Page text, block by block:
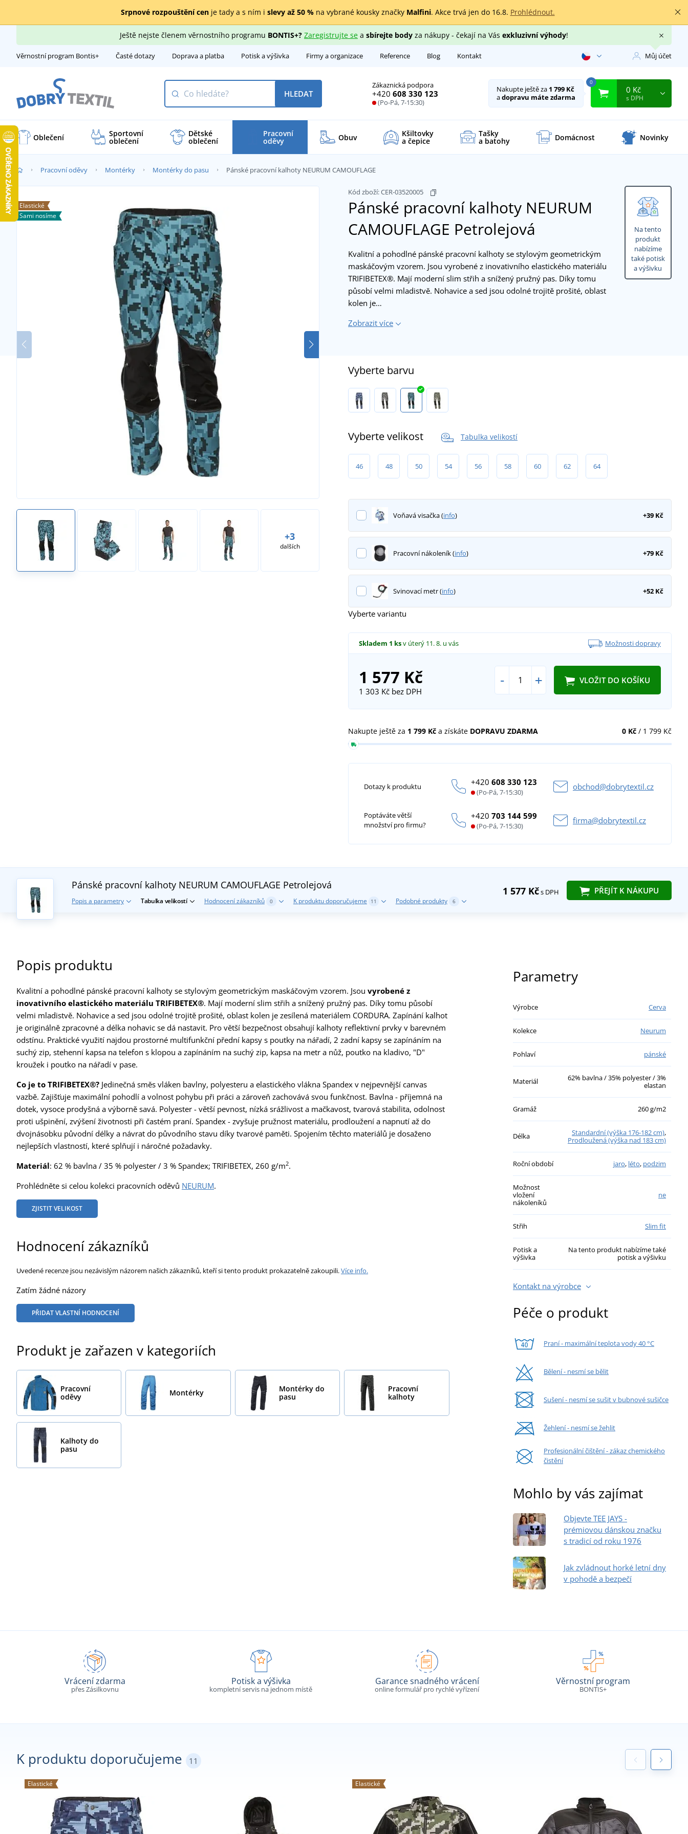
Srpnové rozpouštění cenje tady a s ním i slevy až 50 %na vybrané kousky značky Malfini. Akce trvá jen do 16.8. Prohlédnout.
Ještě nejste členem věrnostního programu BONTIS+? Zaregistrujte sea sbírejte bodyza nákupy - čekají na Vás exkluzivní výhody!
Věrnostní program Bontis+ Časté dotazy Doprava a platba Potisk a výšivka Firmy a organizace Reference Blog Kontakt Můj účet
Zákaznická podpora
+420 608 330 123
(Po-Pá, 7-15:30)
HLEDAT Nakupte ještě za 1 799 Kč
adopravu máte zdarma
0
0 Kč
s DPH
Oblečení Sportovní
oblečení
Dětské
oblečení
Pracovní
oděvy Obuv Kšiltovky
a čepice
Tašky
a batohy Domácnost Novinky
Pracovní oděvy Montérky Montérky do pasu Pánské pracovní kalhoty NEURUM CAMOUFLAGE
Na tento
produkt
nabízíme
také potisk
a výšivku
Kód zboží:CER-03520005
Pánské pracovní kalhoty NEURUM
CAMOUFLAGE Petrolejová
+3
dalších
Elastické
Sami nosíme
Kvalitní a pohodlné pánské pracovní kalhoty se stylovým geometrickým
maskáčovým vzorem. Jsou vyrobené z inovativního elastického materiálu
TRIFIBETEX®. Mají moderní slim střih a snížený pružný pas. Díky tomu
působí velmi mladistvě. Nohavice a sed jsou odolné trojitě prošité, oblast
kolen je…
Zobrazit více
Vyberte barvu
Vyberte velikost Tabulka velikostí
46 48 50 54 56 58 60 62 64
Voňavá visačka (info) +39 Kč
Pracovní nákoleník (info) +79 Kč
Svinovací metr (info) +52 Kč
Vyberte variantu
Skladem 1 ksv úterý 11. 8. u vás Možnosti dopravy
1 577 Kč
1 303 Kčbez DPH
- + VLOŽIT DO KOŠÍKU
0 Kč/ 1 799 Kč
Nakupte ještě za 1 799 Kč a získáte DOPRAVU ZDARMA
Dotazy k produktu +420608 330 123
(Po-Pá, 7-15:30)
obchod@dobrytextil.cz
Poptáváte větší
množství pro firmu?
+420703 144 599
(Po-Pá, 7-15:30)
firma@dobrytextil.cz
1 577 Kčs DPH PŘEJÍT K NÁKUPU
Pánské pracovní kalhoty NEURUM CAMOUFLAGE Petrolejová
Popis a parametry Tabulka velikostí Hodnocení zákazníků 0 K produktu doporučujeme 11 Podobné produkty 6
Popis produktu
Kvalitní a pohodlné pánské pracovní kalhoty se stylovým geometrickým maskáčovým vzorem. Jsou vyrobené z
inovativního elastického materiálu TRIFIBETEX®. Mají moderní slim střih a snížený pružný pas. Díky tomu působí
velmi mladistvě. Nohavice a sed jsou odolné trojitě prošité, oblast kolen je zesílená materiálem CORDURA. Zapínání kalhot
je originálně zpracovné a délka nohavic se dá nastavit. Pro větší bezpečnost obsahují kalhoty reflektivní prvky v barevném
odstínu. Praktické využití najdou prostorné multifunkční přední kapsy s poutky na nářadí, 2 zadní kapsy se zapínáním na
suchý zip, stehenní kapsa na telefon s klopou a zapínáním na suchý zip, kapsa na metr a nůž, poutko na kladivo, "D"
kroužek i poutko na nářadí v pase.
Co je to TRIFIBETEX®? Jedinečná směs vláken bavlny, polyesteru a elastického vlákna Spandex v nejpevnější canvas
vazbě. Zajišťuje maximální pohodlí a volnost pohybu při práci a zároveň zachovává svou funkčnost. Bavlna - příjemná na
dotek, vysoce prodyšná a výborně savá. Polyester - větší pevnost, nízká srážlivost a mačkavost, tvarová stabilita, odolnost
proti ušpinění, zvýšení životnosti při častém praní. Spandex - zvyšuje pružnost materiálu, prodloužení a napnutí až do
dvojnásobku původní délky a návrat do původního stavu díky tvarové paměti. Spojením těchto materiálů je dosaženo
nejlepších vlastností, které splňují i náročné požadavky.
Materiál: 62 % bavlna / 35 % polyester / 3 % Spandex; TRIFIBETEX, 260 g/m2.
Prohlédněte si celou kolekci pracovních oděvů NEURUM.
ZJISTIT VELIKOST
Hodnocení zákazníků
Uvedené recenze jsou nezávislým názorem našich zákazníků, kteří si tento produkt prokazatelně zakoupili.Více info.
Zatím žádné názory
PŘIDAT VLASTNÍ HODNOCENÍ
Produkt je zařazen v kategoriích
Pracovní
oděvy
Montérky
Montérky do
pasu
Pracovní
kalhoty
Kalhoty do
pasu
Parametry
Výrobce Cerva
Kolekce Neurum
Pohlaví pánské
Materiál
62% bavlna / 35% polyester / 3%
elastan
Gramáž 260 g/m2
Délka Standardní (výška 176-182 cm),
Prodloužená (výška nad 183 cm)
Roční období jaro, léto, podzim
Možnost
vložení
nákoleníků
ne
Střih Slim fit
Potisk a
výšivka
Na tento produkt nabízíme také
potisk a výšivku
Kontakt na výrobce
Péče o produkt
Praní - maximální teplota vody 40 °C
Bělení - nesmí se bělit
Sušení - nesmí se sušit v bubnové sušičce
Žehlení - nesmí se žehlit
Profesionální čištění - zákaz chemického
čistění
Mohlo by vás zajímat
Objevte TEE JAYS -
prémiovou dánskou značku
s tradicí od roku 1976
Jak zvládnout horké letní dny
v pohodě a bezpečí
Vrácení zdarma
přes Zásilkovnu
Potisk a výšivka
kompletní servis na jednom místě
Garance snadného vrácení
online formulář pro rychlé vyřízení
Věrnostní program
BONTIS+
K produktu doporučujeme 11
Elastické Elastické